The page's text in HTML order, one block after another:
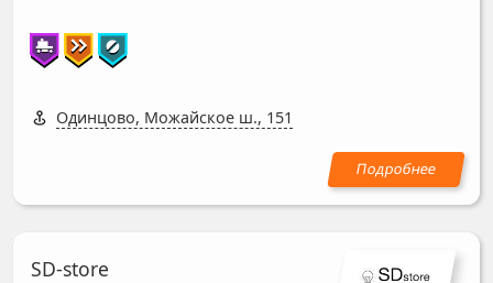
Одинцово, Можайское ш., 151
SD-store